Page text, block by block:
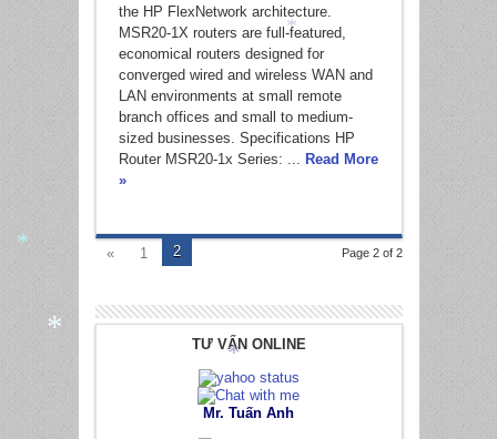
the HP FlexNetwork architecture.
MSR20-1X routers are full-featured,
economical routers designed for
converged wired and wireless WAN and
LAN environments at small remote
branch offices and small to medium-
sized businesses. Specifications HP
Router MSR20-1x Series: ...
Read More
»
Page 2 of 2
« 1 2
TƯ VẤN ONLINE
Mr. Tuấn Anh
*
*
*